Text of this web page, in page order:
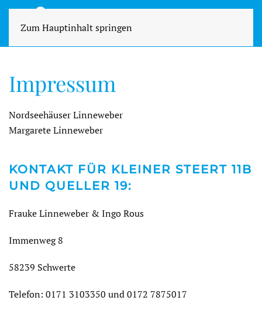
Zum Hauptinhalt springen
Impressum
Nordseehäuser Linneweber
Margarete Linneweber
KONTAKT FÜR KLEINER STEERT 11B
UND QUELLER 19:
Frauke Linneweber & Ingo Rous
Immenweg 8
58239 Schwerte
Telefon: 0171 3103350 und 0172 7875017